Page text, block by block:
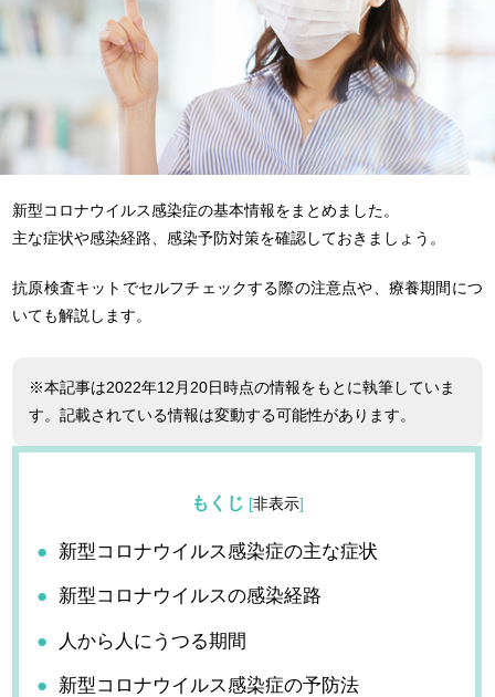
新型コロナウイルス感染症の基本情報をまとめました。
主な症状や感染経路、感染予防対策を確認しておきましょう。
抗原検査キットでセルフチェックする際の注意点や、療養期間につ
いても解説します。
※本記事は2022年12月20日時点の情報をもとに執筆していま
す。記載されている情報は変動する可能性があります。
もくじ [非表示]
新型コロナウイルス感染症の主な症状
新型コロナウイルスの感染経路
人から人にうつる期間
新型コロナウイルス感染症の予防法